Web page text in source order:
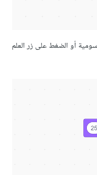
على زر العلم